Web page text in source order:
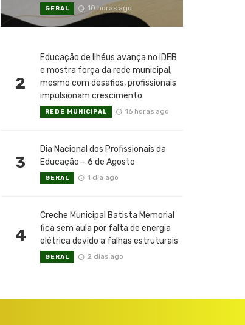
GERAL 10 horas ago
2
Educação de Ilhéus avança no IDEB
e mostra força da rede municipal;
mesmo com desafios, profissionais
impulsionam crescimento
REDE MUNICIPAL 16 horas ago
3
Dia Nacional dos Profissionais da
Educação – 6 de Agosto
GERAL 1 dia ago
4
Creche Municipal Batista Memorial
fica sem aula por falta de energia
elétrica devido a falhas estruturais
GERAL 2 dias ago